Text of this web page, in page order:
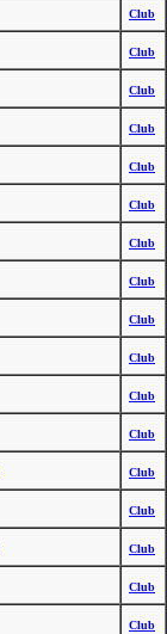
Club
Club
Club
Club
Club
Club
Club
Club
Club
Club
Club
Club
Club
Club
Club
Club
Club